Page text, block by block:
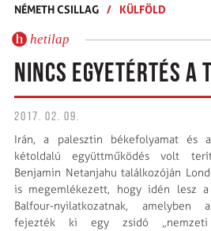
NÉMETH CSILLAG / KÜLFÖLD
hetilap
NINCS EGYETÉRTÉS A
2017. 02. 09.
Irán, a palesztin békefolyamat és
kétoldalú együttműködés volt
Benjamin Netanjahu találkozóján
is megemlékezett, hogy idén lesz
Balfour-nyilatkozatnak, amelyben
fejezték ki egy zsidó „nemzeti